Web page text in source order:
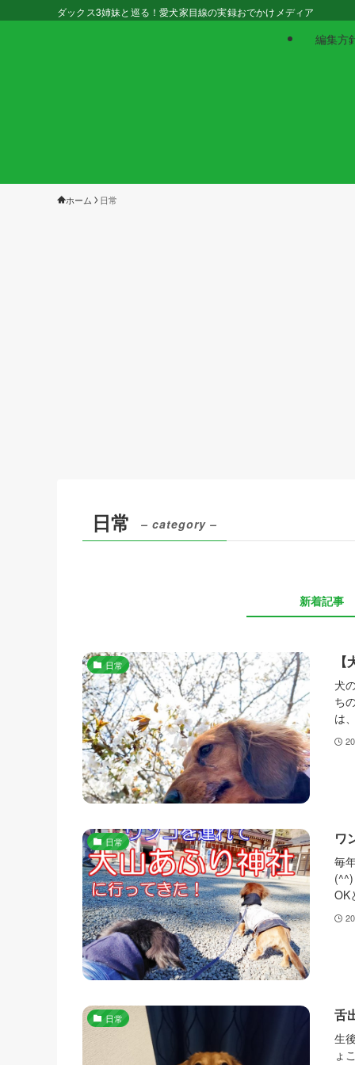
ダックス3姉妹と巡る！愛犬家目線の実録おでかけメディア
編集方
ホーム 日常
日常 – category –
新着記事
日常
犬
ち
は
日常 ワ
毎
OK
日常 舌
生
ょ